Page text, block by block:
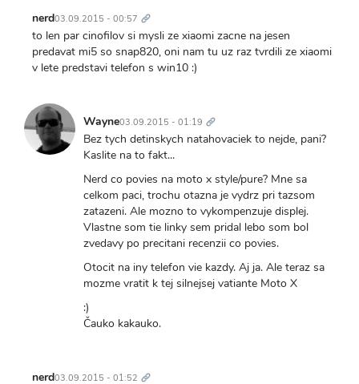
nerd03.09.2015 - 00:57 odkaz
to len par cinofilov si mysli ze xiaomi zacne na jesen
predavat mi5 so snap820, oni nam tu uz raz tvrdili ze xiaomi
v lete predstavi telefon s win10 :)
Wayne03.09.2015 - 01:19 odkaz
Bez tych detinskych natahovaciek to nejde, pani?
Kaslite na to fakt...
Nerd co povies na moto x style/pure? Mne sa
celkom paci, trochu otazna je vydrz pri tazsom
zatazeni. Ale mozno to vykompenzuje displej.
Vlastne som tie linky sem pridal lebo som bol
zvedavy po precitani recenzii co povies.
Otocit na iny telefon vie kazdy. Aj ja. Ale teraz sa
mozme vratit k tej silnejsej vatiante Moto X
:)
Čauko kakauko.
nerd03.09.2015 - 01:52 odkaz